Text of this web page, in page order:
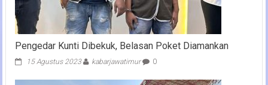
Pengedar Kunti Dibekuk, Belasan Poket Diamankan
15 Agustus 2023 kabarjawatimur 0